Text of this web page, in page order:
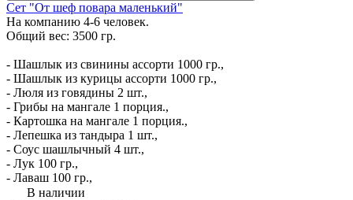
Сет "От шеф повара маленький"
На компанию 4-6 человек.
Общий вес: 3500 гр.
- Шашлык из свинины ассорти 1000 гр.,
- Шашлык из курицы ассорти 1000 гр.,
- Люля из говядины 2 шт.,
- Грибы на мангале 1 порция.,
- Картошка на мангале 1 порция.,
- Лепешка из тандыра 1 шт.,
- Соус шашлычный 4 шт.,
- Лук 100 гр.,
- Лаваш 100 гр.,
В наличии